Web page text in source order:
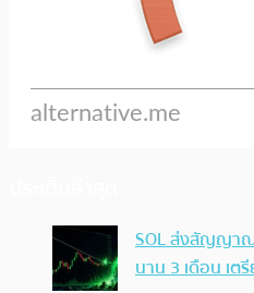
SOL ส่งสัญญาณ
นาน 3 เดือน เต